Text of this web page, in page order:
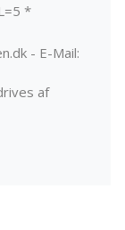
*
- E-Mail:
af